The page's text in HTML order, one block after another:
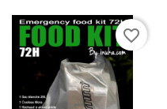
favorite_border